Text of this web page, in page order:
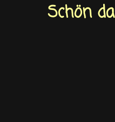
Schön